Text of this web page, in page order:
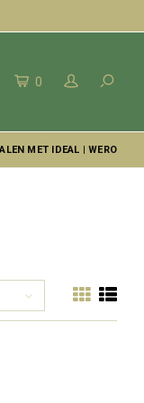
0
MET IDEAL | WERO